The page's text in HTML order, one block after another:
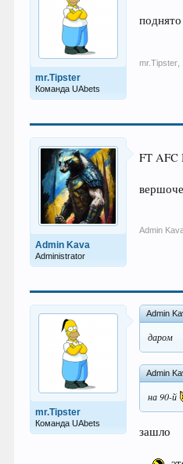
mr.Tipster
Команда UAbets
mr.Tipster
Admin Kava
Administrator
FT AFC
Admin
mr.Tipster
Команда UAbets
Admin
даром
Admin
на 90-й
зашло